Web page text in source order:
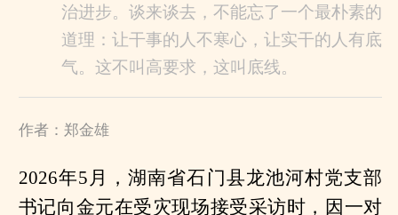
治进步。谈来谈去，不能忘了一个最朴素的
道理：让干事的人不寒心，让实干的人有底
气。这不叫高要求，这叫底线。
作者：郑金雄
2026年5月，湖南省石门县龙池河村党支部
书记向金元在受灾现场接受采访时，因一对